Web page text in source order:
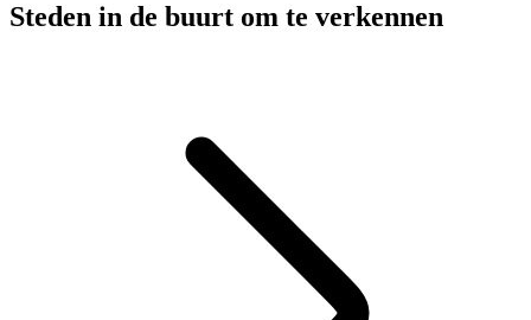
Steden in de buurt om te verkennen